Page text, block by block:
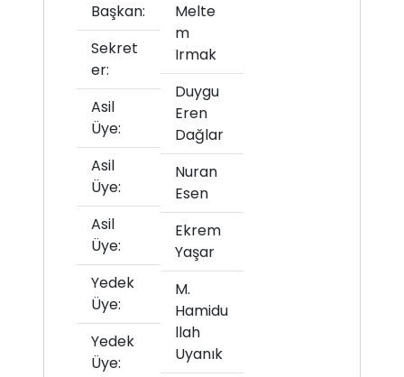
Başkan:
Sekret
er:
Asil
Üye:
Asil
Üye:
Asil
Üye:
Yedek
Üye:
Yedek
Üye:
Melte
m
Irmak
Duygu
Eren
Dağlar
Nuran
Esen
Ekrem
Yaşar
M.
Hamidu
llah
Uyanık